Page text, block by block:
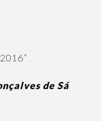
”
de Sá